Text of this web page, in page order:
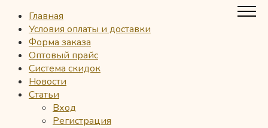
Главная
Условия оплаты и доставки
Форма заказа
Оптовый прайс
Система скидок
Новости
Статьи
Вход
Регистрация